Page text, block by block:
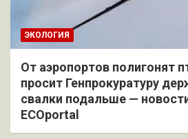
ЭКОЛОГИЯ
От аэропортов полигонят
просит Генпрокуратуру
свалки подальше —
ECOportal